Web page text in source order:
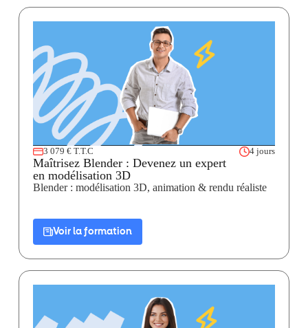
3 079 € T.T.C 4 jours
Maîtrisez Blender : Devenez un expert
en modélisation 3D
Blender : modélisation 3D, animation & rendu réaliste
Voir la formation